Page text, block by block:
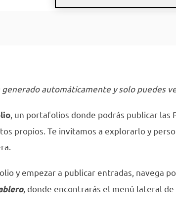
generado automáticamente y solo puedes
, un portafolios donde podrás publicar las
propios. Te invitamos a explorarlo y
y empezar a publicar entradas, navega
, donde encontrarás el menú lateral